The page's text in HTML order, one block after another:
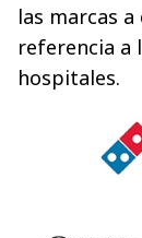
las marcas a
referencia a
hospitales.